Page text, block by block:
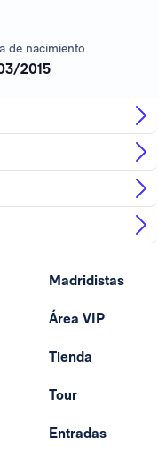
de nacimiento
2015
Madridistas
Área VIP
Tienda
Tour
Entradas